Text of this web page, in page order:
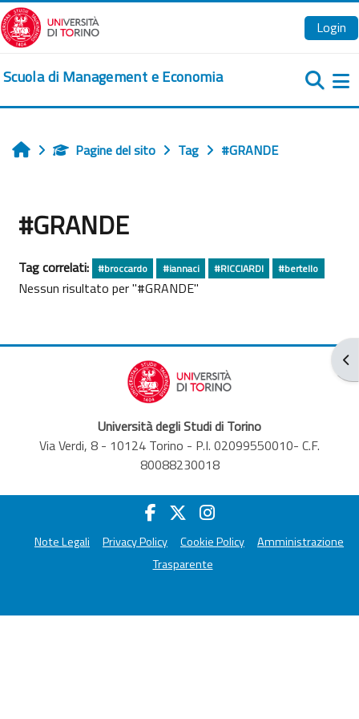
Vai al contenuto principale
Login
Scuola di Management e Economia
HomePagine del sito Tag #GRANDE
#GRANDE
Tag correlati: #broccardo #iannaci #RICCIARDI #bertello
Nessun risultato per "#GRANDE"
Università degli Studi di Torino
Via Verdi, 8 - 10124 Torino - P.I. 02099550010- C.F.
80088230018
Note Legali Privacy Policy Cookie Policy
Amministrazione
Trasparente